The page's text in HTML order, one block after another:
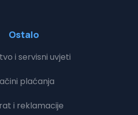
Ostalo
i servisni uvjeti
plaćanja
i reklamacije